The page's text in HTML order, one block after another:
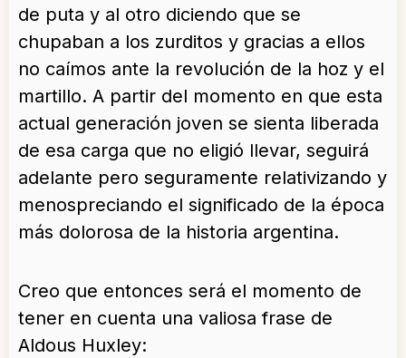
de puta y al otro diciendo que se
chupaban a los zurditos y gracias a ellos
no caímos ante la revolución de la hoz y el
martillo. A partir del momento en que esta
actual generación joven se sienta liberada
de esa carga que no eligió llevar, seguirá
adelante pero seguramente relativizando y
menospreciando el significado de la época
más dolorosa de la historia argentina.
Creo que entonces será el momento de
tener en cuenta una valiosa frase de
Aldous Huxley: